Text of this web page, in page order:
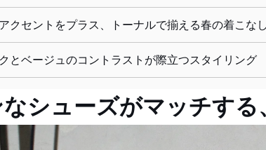
クセントをプラス、トーナルで揃える春の着こなし
とベージュのコントラストが際立つスタイリング
シューズがマッチす